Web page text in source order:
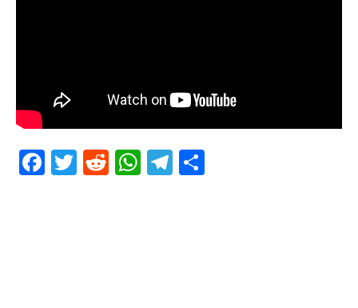
Facebook
Twitter
RedditWhatsApp
Telegram